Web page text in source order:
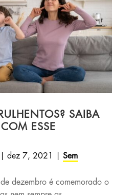
SAIBA
ESSE
dez 7, 2021
Sem
dezembro é comemorado o